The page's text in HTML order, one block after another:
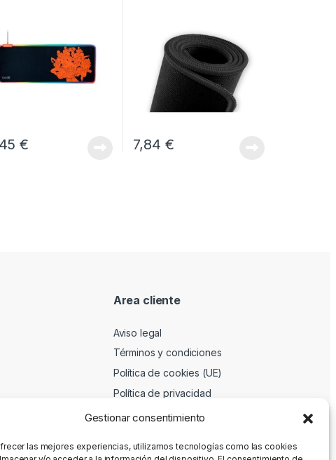
Gestionar consentimiento
las mejores experiencias, utilizamos tecnologías como las cookies
€ 7,84 €
Area cliente
Aviso legal
Términos y condiciones
Política de cookies (UE)
Política de privacidad